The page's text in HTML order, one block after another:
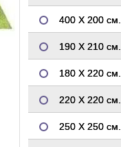
400 Х 200 см.
190 Х 210 см.
180 Х 220 см.
220 Х 220 см.
250 Х 250 см.